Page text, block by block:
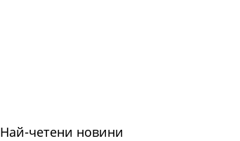
Най-четени новини